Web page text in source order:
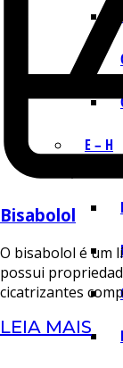
E – H
Bisabolol
O bisabolol é um
possui
cicatrizantes
LEIA MAIS